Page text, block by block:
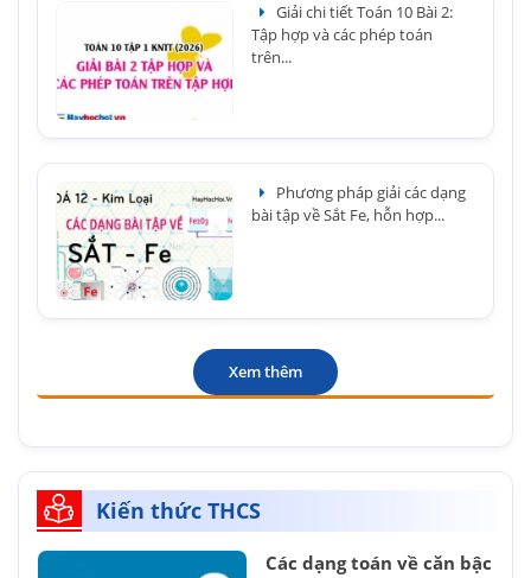
Giải chi tiết Toán 10 Bài 2:
Tập hợp và các phép toán
trên...
Phương pháp giải các dạng
bài tập về Sắt Fe, hỗn hợp...
Xem thêm
Kiến thức THCS
Các dạng toán về căn bậc